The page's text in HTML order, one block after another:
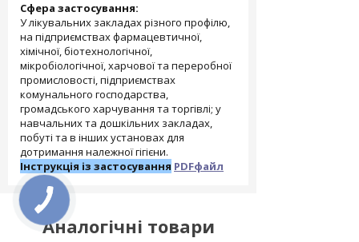
Сфера застосування:
У лікувальних закладах різного профілю,
на підприємствах фармацевтичної,
хімічної, біотехнологічної,
мікробіологічної, харчової та переробної
промисловості, підприємствах
комунального господарства,
громадського харчування та торгівлі; у
навчальних та дошкільних закладах,
побуті та в інших установах для
дотримання належної гігієни.
Інструкція із застосування PDFфайл
Аналогічні товари